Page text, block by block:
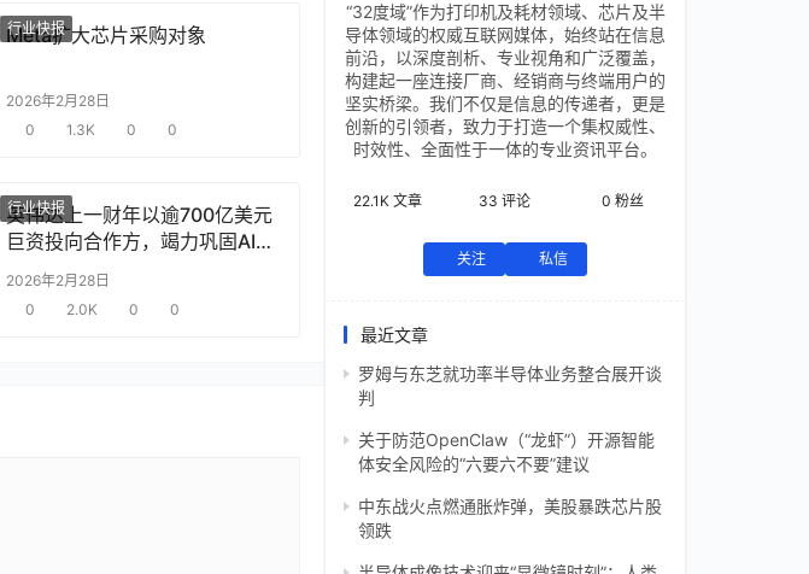
行业快报
Meta扩大芯片采购对象
2026年2月28日
0
1.3K 0 0
行业快报
英伟达上一财年以逾700亿美元
巨资投向合作方，竭力巩固AI芯
片需求
2026年2月28日
0
2.0K 0 0
“32度域”作为打印机及耗材领域、芯片及半
导体领域的权威互联网媒体，始终站在信息
前沿，以深度剖析、专业视角和广泛覆盖，
构建起一座连接厂商、经销商与终端用户的
坚实桥梁。我们不仅是信息的传递者，更是
创新的引领者，致力于打造一个集权威性、
时效性、全面性于一体的专业资讯平台。
22.1K 文章 33 评论 0 粉丝
关注 私信
最近文章
罗姆与东芝就功率半导体业务整合展开谈
判
关于防范OpenClaw（“龙虾”）开源智能
体安全风险的“六要六不要”建议
中东战火点燃通胀炸弹，美股暴跌芯片股
领跌